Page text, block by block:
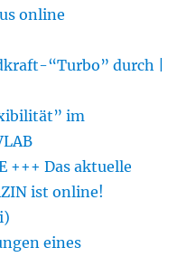
online
“Turbo” durch |
im
+++ Das aktuelle
ist online!
eines